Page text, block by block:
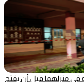
في منزلهما قبل أن يفتح